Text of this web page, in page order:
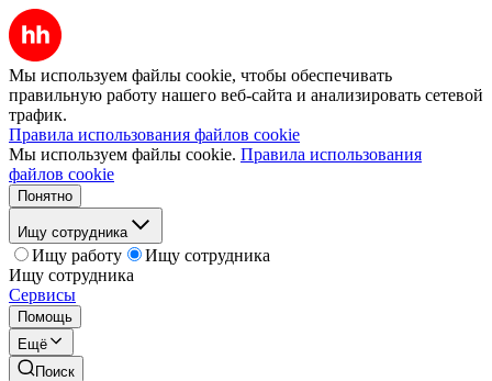
Мы используем файлы cookie, чтобы обеспечивать
правильную работу нашего веб-сайта и анализировать сетевой
трафик.
Правила использования файлов cookie
Мы используем файлы cookie. Правила использования
файлов cookie
Понятно
Ищу сотрудника
Ищу работу
Ищу сотрудника
Ищу сотрудника
Сервисы
Помощь
Ещё
Поиск